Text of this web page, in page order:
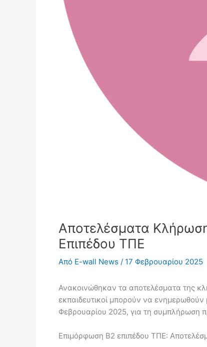
Αποτελέσματα
Επιπέδου ΤΠΕ
Από E-wall News / 17 Φεβρουαρίου 2025
Ανακοινώθηκαν τα αποτελέσματα της
εκπαιδευτικοί μπορούν να
Φεβρουαρίου 2025, για τη συμπλήρωση
Επιμόρφωση Β2 επιπέδου ΤΠΕ: